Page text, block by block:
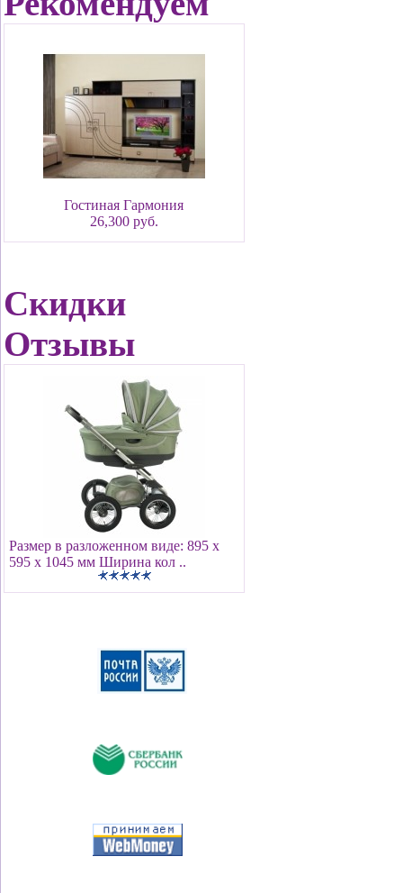
Гостиная Гармония
26,300 руб.
Скидки
Отзывы
Размер в разложенном виде: 895 х
595 х 1045 мм Ширина кол ..